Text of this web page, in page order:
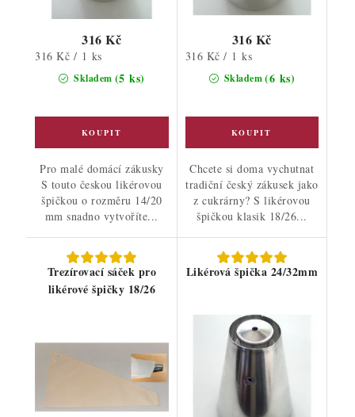
Skladem (5 ks)
316 Kč
Měrná
316 Kč / 1 ks
Pro malé domácí zákusky
S touto českou likérovou
špičkou o rozměru 14/20
mm snadno vytvoříte...
Skladem(6 ks)
316 Kč
Měrná
316 Kč / 1 ks
Chcete si doma vychutnat
tradiční český zákusek jako
z cukrárny? S likérovou
špičkou klasik 18/26...
Trezírovací sáček pro
likérové špičky 18/26
Likérová špička 24/32mm